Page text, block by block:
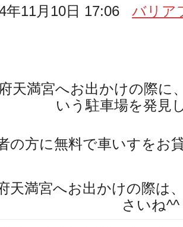
年11月10日 17:06バリア
天満宮へお出かけの際に
いう駐車場を発見
の方に無料で車いすをお
天満宮へお出かけの際は
さいね^^